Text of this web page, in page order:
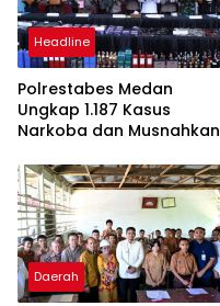
Headline
Polrestabes Medan
Ungkap 1.187 Kasus
Narkoba dan Musnahkan
Bukti
Daerah